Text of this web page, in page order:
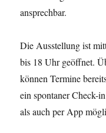
ansprechbar.
Die Ausstellung ist
bis 18 Uhr geöffnet.
können Termine
ein spontaner Check-
als auch per App